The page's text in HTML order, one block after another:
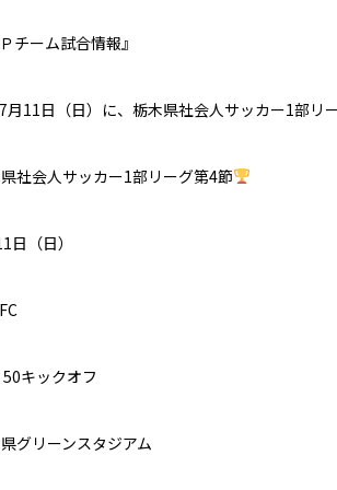
チーム試合情報』
月11日（日）に、栃木県社会人サッカー1部リ
社会人サッカー1部リーグ第4節
日（日）
キックオフ
グリーンスタジアム